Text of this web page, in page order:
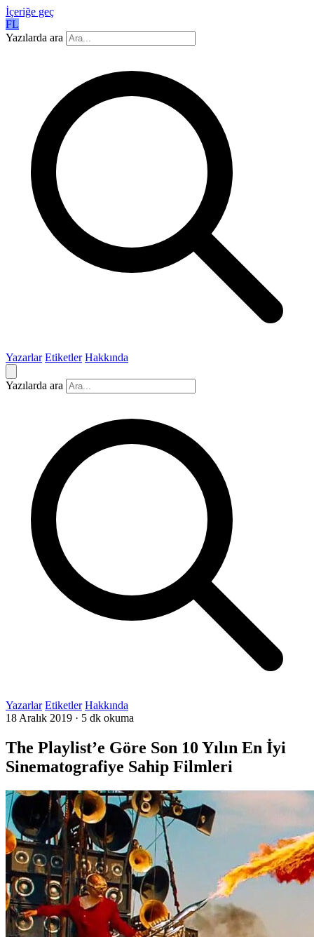
İçeriğe geç
FL
Yazılarda ara
Yazarlar Etiketler Hakkında
Yazılarda ara
Yazarlar Etiketler Hakkında
18 Aralık 2019 · 5 dk okuma
The Playlist’e Göre Son 10 Yılın En İyi
Sinematografiye Sahip Filmleri